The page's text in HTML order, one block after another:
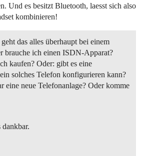
Und es besitzt Bluetooth, laesst sich also
kombinieren!
das alles überhaupt bei einem
brauche ich einen ISDN-Apparat?
kaufen? Oder: gibt es eine
solches Telefon konfigurieren kann?
eine neue Telefonanlage? Oder komme